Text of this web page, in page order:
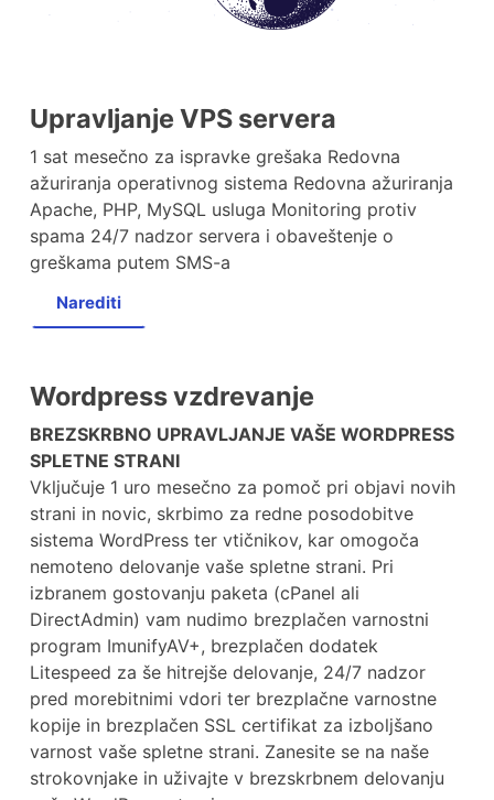
Upravljanje VPS servera
1 sat mesečno za ispravke grešaka Redovna
ažuriranja operativnog sistema Redovna ažuriranja
Apache, PHP, MySQL usluga Monitoring protiv
spama 24/7 nadzor servera i obaveštenje o
greškama putem SMS-a
Narediti
Wordpress vzdrevanje
BREZSKRBNO UPRAVLJANJE VAŠE WORDPRESS
SPLETNE STRANI
Vključuje 1 uro mesečno za pomoč pri objavi novih
strani in novic, skrbimo za redne posodobitve
sistema WordPress ter vtičnikov, kar omogoča
nemoteno delovanje vaše spletne strani. Pri
izbranem gostovanju paketa (cPanel ali
DirectAdmin) vam nudimo brezplačen varnostni
program ImunifyAV+, brezplačen dodatek
Litespeed za še hitrejše delovanje, 24/7 nadzor
pred morebitnimi vdori ter brezplačne varnostne
kopije in brezplačen SSL certifikat za izboljšano
varnost vaše spletne strani. Zanesite se na naše
strokovnjake in uživajte v brezskrbnem delovanju